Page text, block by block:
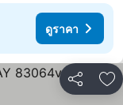
ดูราคา
แชร์ เ